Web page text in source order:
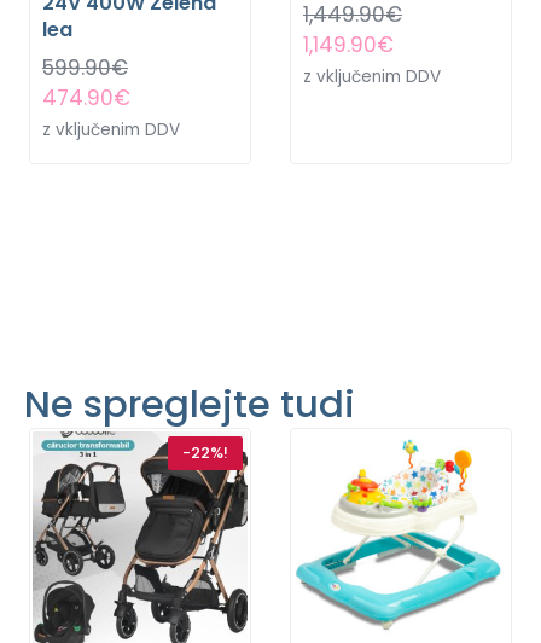
lea
599.90€
474.90€
z vključenim DDV
1,449.90€
1,149.90€
z vključenim DDV
Ne spreglejte tudi
-22%!